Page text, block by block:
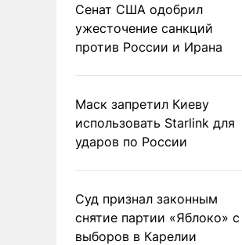
Сенат США одобрил
ужесточение санкций
против России и Ирана
Маск запретил Киеву
использовать Starlink для
ударов по России
Суд признал законным
снятие партии «Яблоко» с
выборов в Карелии